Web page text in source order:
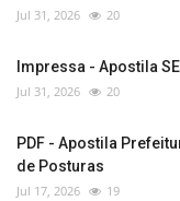
Jul 31, 2026 20
Impressa - Apostila
Jul 31, 2026 20
PDF - Apostila
de Posturas
Jul 17, 2026 19